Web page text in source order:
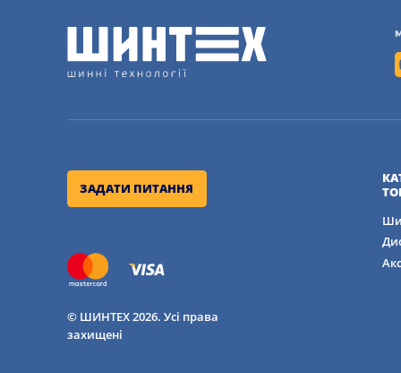
ЗАДАТИ ПИТАННЯ
© ШИНТЕХ 2026. Усі права
захищені